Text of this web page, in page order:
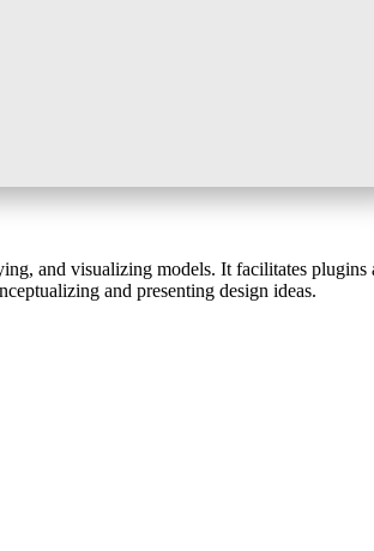
and visualizing models. It facilitates
and presenting design ideas.